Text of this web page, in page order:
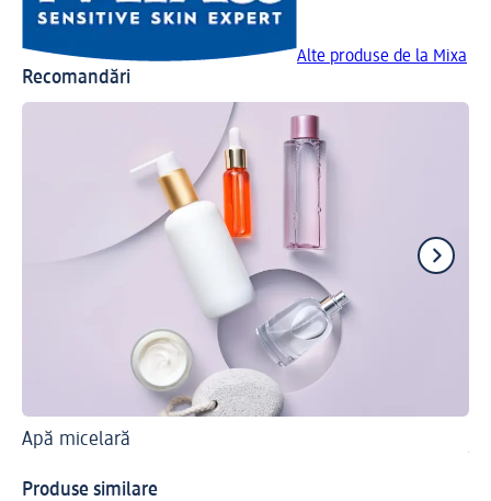
Alte produse de la Mixa
Recomandări
Apă micelară
Produse similare